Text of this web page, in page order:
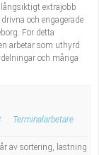
extrajobb
och engagerade
För detta
arbetar som uthyrd
och många
Terminalarbetare
av sortering, lastning